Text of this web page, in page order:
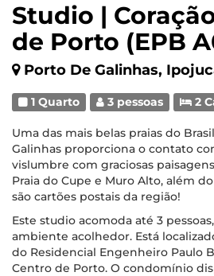
Studio |
de Porto (EPB
Porto De Galinhas,
1 Quarto 3 pessoas 2
Uma das mais belas praias do
Galinhas proporciona o contato
vislumbre com graciosas
Praia do Cupe e Muro Alto, além
são cartões postais da região!
Este studio acomoda até 3
ambiente acolhedor. Está
do Residencial Engenheiro Paulo
Centro de Porto. O condomínio